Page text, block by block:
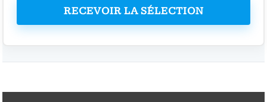
RECEVOIR LA SÉLECTION